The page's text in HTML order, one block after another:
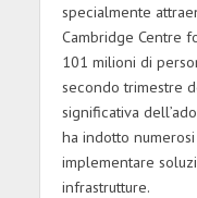
specialmente
Cambridge Centre
101 milioni di
secondo trimestre
significativa
ha indotto
implementare
infrastrutture.